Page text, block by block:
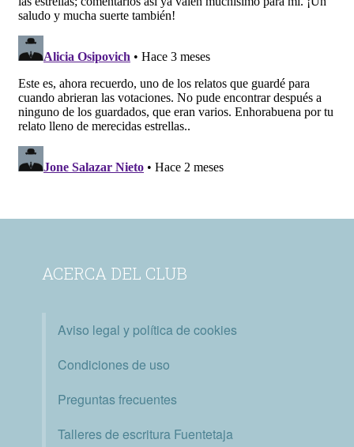
ACERCA DEL CLUB
Aviso legal y política de cookies
Condiciones de uso
Preguntas frecuentes
Talleres de escritura Fuentetaja